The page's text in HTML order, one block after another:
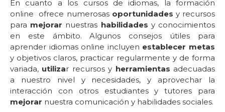
En cuanto a los cursos de idiomas, la formación
online ofrece numerosas oportunidades y recursos
para mejorar nuestras habilidades y conocimientos
en este ámbito. Algunos consejos útiles para
aprender idiomas online incluyen establecer metas
y objetivos claros, practicar regularmente y de forma
variada, utilizar recursos y herramientas adecuadas
a nuestro nivel y necesidades, y aprovechar la
interacción con otros estudiantes y tutores para
mejorar nuestra comunicación y habilidades sociales.